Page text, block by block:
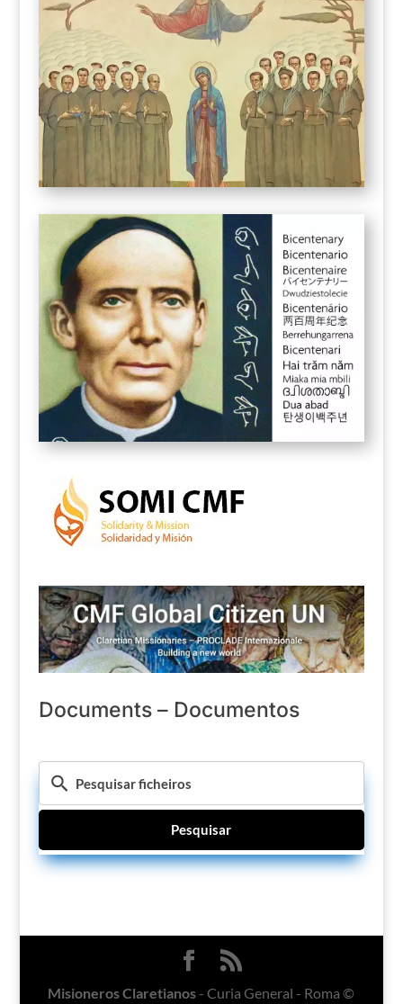
Documents – Documentos
Pesquisar
Misioneros Claretianos - Curia General - Roma ©